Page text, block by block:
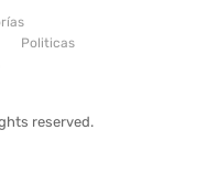
Politicas
reserved.